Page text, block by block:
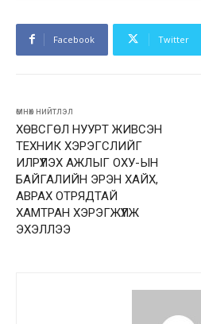
Facebook Twitter
өмнөх нийтлэл
ХӨВСГӨЛ НУУРТ ЖИВСЭН
ТЕХНИК ХЭРЭГСЛИЙГ
ИЛРҮҮЛЭХ АЖЛЫГ ОХУ-ЫН
БАЙГАЛИЙН ЭРЭН ХАЙХ,
АВРАХ ОТРЯДТАЙ
ХАМТРАН ХЭРЭГЖҮҮЛЖ
ЭХЭЛЛЭЭ